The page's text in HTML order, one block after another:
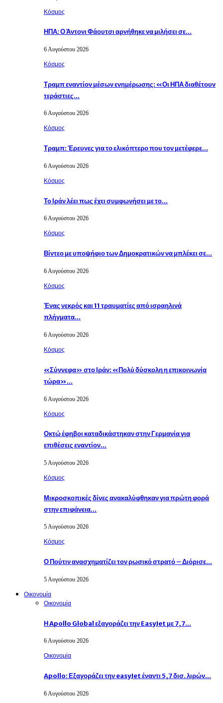
Κόσμος
ΗΠΑ: Ο Άντονι Φάουτσι αρνήθηκε να μιλήσει σε…
6 Αυγούστου 2026
Κόσμος
Τραμπ εναντίον μέσων ενημέρωσης: «Οι ΗΠΑ διαθέτουν
τεράστιες…
6 Αυγούστου 2026
Κόσμος
Τραμπ: Έρευνες για το ελικόπτερο που τον μετέφερε…
6 Αυγούστου 2026
Κόσμος
Το Ιράν λέει πως έχει συμφωνήσει με το…
6 Αυγούστου 2026
Κόσμος
Βίντεο με υποψήφιο των Δημοκρατικών να μπλέκει σε…
6 Αυγούστου 2026
Κόσμος
Ένας νεκρός και 11 τραυματίες από ισραηλινά
πλήγματα…
6 Αυγούστου 2026
Κόσμος
«Σύννεφα» στο Ιράν: «Πολύ δύσκολη η επικοινωνία
τώρα»…
6 Αυγούστου 2026
Κόσμος
Οκτώ έφηβοι καταδικάστηκαν στην Γερμανία για
επιθέσεις εναντίον…
5 Αυγούστου 2026
Κόσμος
Μικροσκοπικές δίνες ανακαλύφθηκαν για πρώτη φορά
στην επιφάνεια…
5 Αυγούστου 2026
Κόσμος
Ο Πούτιν ανασχηματίζει τον ρωσικό στρατό – Διόρισε…
5 Αυγούστου 2026
Οικονομία
Οικονομία
Η Apollo Global εξαγοράζει την EasyJet με 7,7…
6 Αυγούστου 2026
Οικονομία
Apollo: Εξαγοράζει την easyJet έναντι 5,7 δισ. λιρών…
6 Αυγούστου 2026